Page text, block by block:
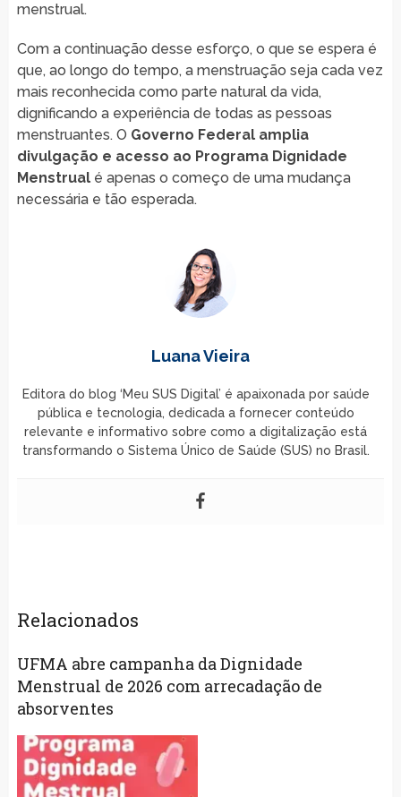
menstrual.
Com a continuação desse esforço, o que se espera é
que, ao longo do tempo, a menstruação seja cada vez
mais reconhecida como parte natural da vida,
dignificando a experiência de todas as pessoas
menstruantes. O Governo Federal amplia
divulgação e acesso ao Programa Dignidade
Menstrualé apenas o começo de uma mudança
necessária e tão esperada.
Luana Vieira
Editora do blog ‘Meu SUS Digital’ é apaixonada por saúde
pública e tecnologia, dedicada a fornecer conteúdo
relevante e informativo sobre como a digitalização está
transformando o Sistema Único de Saúde (SUS) no Brasil.
Relacionados
UFMA abre campanha da Dignidade
Menstrual de 2026 com arrecadação de
absorventes